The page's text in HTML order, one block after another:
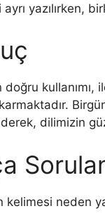
yazılırken,
doğru kullanımı,
dilimizin
kelimesi neden